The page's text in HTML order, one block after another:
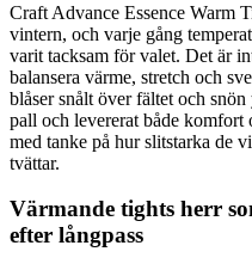
Craft Advance Essence Warm
vintern, och varje gång
varit tacksam för valet. Det är
balansera värme, stretch och
blåser snålt över fältet och
pall och levererat både
med tanke på hur slitstarka de
tvättar.
Värmande tights herr
efter långpass